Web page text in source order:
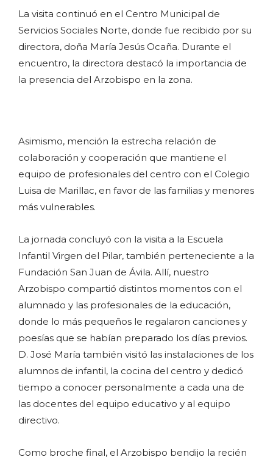
La visita continuó en el Centro Municipal de
Servicios Sociales Norte, donde fue recibido por su
directora, doña María Jesús Ocaña. Durante el
encuentro, la directora destacó la importancia de
la presencia del Arzobispo en la zona.
Asimismo, mención la estrecha relación de
colaboración y cooperación que mantiene el
equipo de profesionales del centro con el Colegio
Luisa de Marillac, en favor de las familias y menores
más vulnerables.
La jornada concluyó con la visita a la Escuela
Infantil Virgen del Pilar, también perteneciente a la
Fundación San Juan de Ávila. Allí, nuestro
Arzobispo compartió distintos momentos con el
alumnado y las profesionales de la educación,
donde lo más pequeños le regalaron canciones y
poesías que se habían preparado los días previos.
D. José María también visitó las instalaciones de los
alumnos de infantil, la cocina del centro y dedicó
tiempo a conocer personalmente a cada una de
las docentes del equipo educativo y al equipo
directivo.
Como broche final, el Arzobispo bendijo la recién